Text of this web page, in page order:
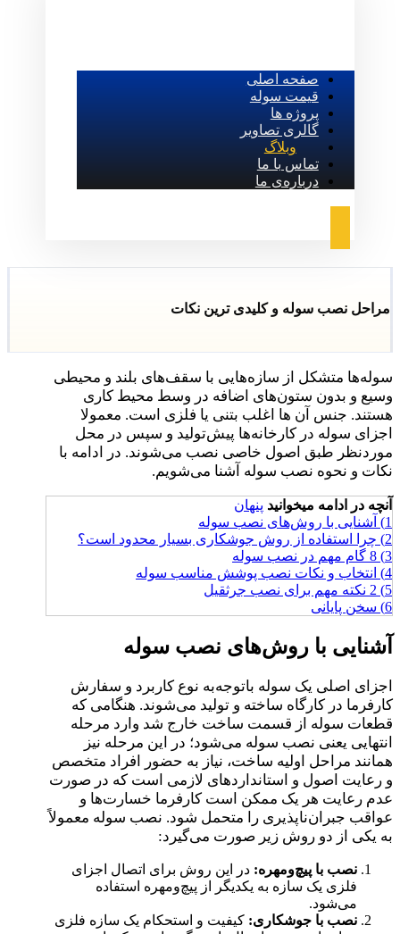
صفحه اصلی
قیمت سوله
پروژه ها
گالری تصاویر
وبلاگ
تماس با ما
درباره‌ی ما
مراحل نصب سوله و کلیدی ترین نکات
سوله‌ها متشکل از سازه‌هایی با سقف‌های بلند و محیطی
وسیع و بدون ستون‌های اضافه در وسط محیط کاری
هستند. جنس آن ها اغلب بتنی یا فلزی است. معمولا
اجزای سوله در کارخانه‌ها پیش‌تولید و سپس در محل
موردنظر طبق اصول خاصی نصب می‌شوند. در ادامه با
نکات و نحوه نصب سوله آشنا می‌شویم.
آنچه در ادامه میخوانید پنهان
1)
آشنایی با روش‌های نصب سوله
2) چرا استفاده از روش جوشکاری بسیار محدود است؟
3) 8 گام مهم در نصب سوله
4)
انتخاب و نکات نصب پوشش مناسب سوله
5) 2 نکته مهم برای نصب جرثقیل
6) سخن پایانی
آشنایی با روش‌های نصب سوله
اجزای اصلی یک سوله باتوجه‌به نوع کاربرد و سفارش
کارفرما در کارگاه ساخته و تولید می‌شوند. هنگامی که
قطعات سوله از قسمت ساخت خارج شد وارد مرحله
انتهایی یعنی نصب سوله می‌شود؛ در این مرحله نیز
همانند مراحل اولیه ساخت، نیاز به حضور افراد متخصص
و رعایت اصول و استانداردهای لازمی است که در صورت
عدم رعایت هر یک ممکن است کارفرما خسارت‌ها و
عواقب جبران‌ناپذیری را متحمل شود. نصب سوله معمولاً
به یکی از دو روش زیر صورت می‌گیرد:
نصب با پیچ‌ومهره: در این روش برای اتصال اجزای
فلزی یک سازه به یکدیگر از پیچ‌ومهره استفاده
می‌شود.
نصب با جوشکاری: کیفیت و استحکام یک سازه فلزی